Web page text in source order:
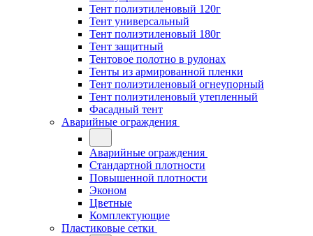
Тент полиэтиленовый 120г
Тент универсальный
Тент полиэтиленовый 180г
Тент защитный
Тентовое полотно в рулонах
Тенты из армированной пленки
Тент полиэтиленовый огнеупорный
Тент полиэтиленовый утепленный
Фасадный тент
Аварийные ограждения
Аварийные ограждения
Стандартной плотности
Повышенной плотности
Эконом
Цветные
Комплектующие
Пластиковые сетки